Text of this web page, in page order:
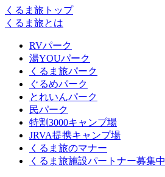
くるま旅トップ
くるま旅とは
RVパーク
湯YOUパーク
くるま旅パーク
ぐるめパーク
とれいんパーク
民パーク
特割3000キャンプ場
JRVA提携キャンプ場
くるま旅のマナー
くるま旅施設パートナー募集中